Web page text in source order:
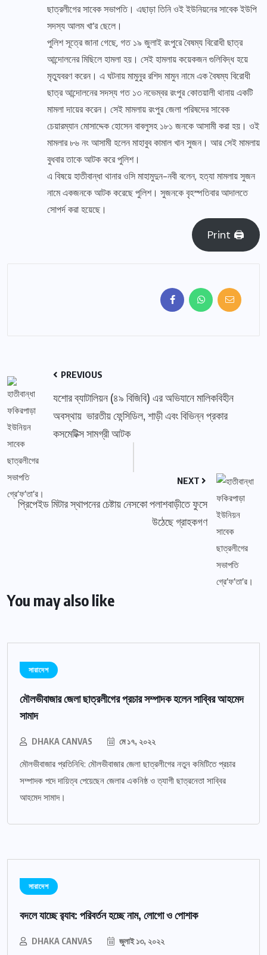
ছাত্রলীগের সাবেক সভাপতি। এছাড়া তিনি ওই ইউনিয়নের সাবেক ইউপি
সদস্য আলম খা’র ছেলে।
পুলিশ সূত্রে জানা গেছে, গত ১৯ জুলাই রংপুরে বৈষম্য বিরোধী ছাত্র
আন্দোলনের মিছিলে হামলা হয়। সেই হামলায় কয়েকজন গুলিবিদ্ধ হয়ে
মৃত্যুবরণ করেন। এ ঘটনায় মামুনুর রশিদ মামুন নামে এক বৈষম্য বিরোধী
ছাত্র আন্দোলনের সদস্য গত ১৩ নভেম্বর রংপুর কোতয়ালী থানায় একটি
মামলা দায়ের করেন। সেই মামলায় রংপুর জেলা পরিষদের সাবেক
চেয়ারম্যান মোসাদ্দেক হোসেন বাবলুসহ ১৮১ জনকে আসামী করা হয়। ওই
মামলার ৮৬ নং আসামী হলেন মাহাবুব কামাল খান সুজন। আর সেই মামলায়
বুধবার তাকে আটক করে পুলিশ।
এ বিষয়ে হাতীবান্ধা থানার ওসি মাহামুদুন-নবী বলেন, হত্যা মামলায় সুজন
নামে একজনকে আটক করেছে পুলিশ। সুজনকে বৃহস্পতিবার আদালতে
সোপর্দ করা হয়েছে।
Print 🖨
PREVIOUS
যশোর ব্যাটালিয়ন (৪৯ বিজিবি) এর অভিযানে মালিকবিহীন
অবস্থায় ভারতীয় ফেন্সিডিল, শাড়ী এবং বিভিন্ন প্রকার
কসমেটিক্স সামগ্রী আটক
NEXT
প্রিপেইড মিটার স্থাপনের চেষ্টায় নেসকো পলাশবাড়ীতে ফুসে
উঠেছে গ্রাহকগণ
You may also like
সারাদেশ
মৌলভীবাজার জেলা ছাত্রলীগের প্রচার সম্পাদক হলেন সাব্বির আহমেদ
সামাদ
DHAKA CANVAS মে ১৭, ২০২২
মৌলভীবাজার প্রতিনিধি: মৌলভীবাজার জেলা ছাত্রলীগের নতুন কমিটিতে প্রচার
সম্পাদক পদে দায়িত্ব পেয়েছেন জেলার একনিষ্ঠ ও ত্যাগী ছাত্রনেতা সাব্বির
আহমেদ সামাদ।
সারাদেশ
বদলে যাচ্ছে র‌্যাব: পরিবর্তন হচ্ছে নাম, লোগো ও পোশাক
DHAKA CANVAS জুলাই ১৩, ২০২২